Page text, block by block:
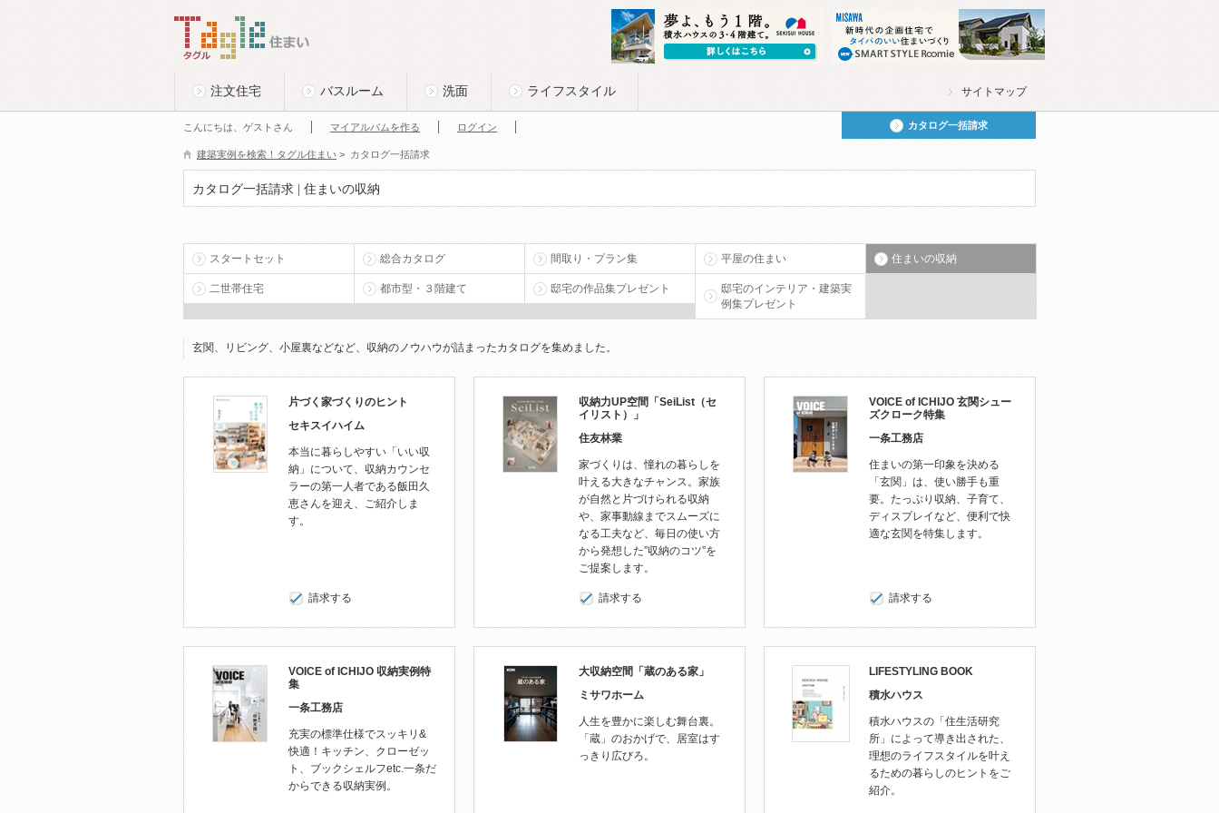
Tagle タグル 住まい
注文住宅 バスルーム 洗面 ライフスタイル サイトマップ
カタログ一括請求
こんにちは、ゲストさん マイアルバムを作る ログイン
建築実例を検索！タグル住まい > カタログ一括請求
カタログ一括請求 | 住まいの収納
スタートセット 総合カタログ 間取り・プラン集 平屋の住まい 住まいの収納
二世帯住宅 都市型・３階建て 邸宅の作品集プレゼント
邸宅のインテリア・建築実
例集プレゼント
玄関、リビング、小屋裏などなど、収納のノウハウが詰まったカタログを集めました。
片づく家づくりのヒント
セキスイハイム
本当に暮らしやすい「いい収
納」について、収納カウンセ
ラーの第一人者である飯田久
恵さんを迎え、ご紹介しま
す。
請求する
収納力UP空間「SeiList（セ
イリスト）」
住友林業
家づくりは、憧れの暮らしを
叶える大きなチャンス。家族
が自然と片づけられる収納
や、家事動線までスムーズに
なる工夫など、毎日の使い方
から発想した”収納のコツ”を
ご提案します。
請求する
VOICE of ICHIJO 玄関シュー
ズクローク特集
一条工務店
住まいの第一印象を決める
「玄関」は、使い勝手も重
要。たっぷり収納、子育て、
ディスプレイなど、便利で快
適な玄関を特集します。
請求する
VOICE of ICHIJO 収納実例特
集
一条工務店
充実の標準仕様でスッキリ&
快適！キッチン、クローゼッ
ト、ブックシェルフetc.一条だ
からできる収納実例。
大収納空間「蔵のある家」
ミサワホーム
人生を豊かに楽しむ舞台裏。
「蔵」のおかげで、居室はす
っきり広びろ。
LIFESTYLING BOOK
積水ハウス
積水ハウスの「住生活研究
所」によって導き出された、
理想のライフスタイルを叶え
るための暮らしのヒントをご
紹介。